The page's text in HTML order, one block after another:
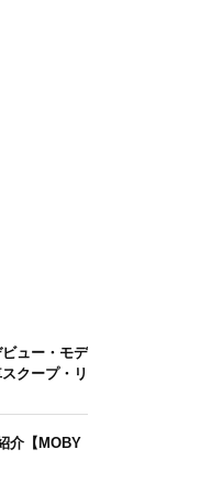
ビュー・モデ
クープ・リ
介【MOBY